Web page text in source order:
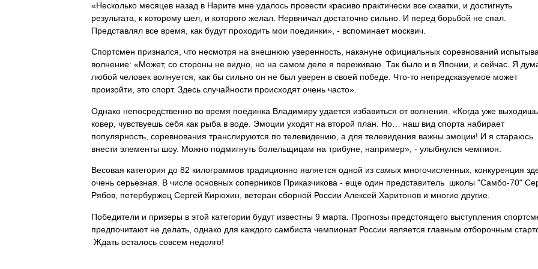
«Несколько месяцев назад в Нарите мне удалось провести красиво практически все схватки, и достигнуть
результата, к которому шел, и которого желал. Нервничал достаточно сильно. И перед борьбой не спал.
Представлял все время, как будут проходить мои поединки», - вспоминает москвич.
Спортсмен признался, что несмотря на внешнюю уверенность, накануне официальных соревнований
волнение: «Может, со стороны не видно, но на самом деле я переживаю. Так было и в Японии, и сейчас. Я
любой человек волнуется, как бы сильно он не был уверен в своей победе. Что-то непредсказуемое может
произойти, это спорт. Здесь случайности происходят очень часто».
Однако непосредственно во время поединка Владимиру удается избавиться от волнения. «Когда уже
ковер, чувствуешь себя как рыба в воде. Эмоции уходят на второй план. Но… наш вид спорта набирает
популярность, соревнования транслируются по телевидению, а для телевидения важны эмоции! И я стараюсь
внести элементы шоу. Можно подмигнуть болельщицам на трибуне, например», - улыбнулся чемпион.
Весовая категория до 82 килограммов традиционно является одной из самых многочисленных, конкуренция
очень серьезная. В числе основных соперников Приказчикова - еще один представитель школы "Самбо-70"
Рябов, петербуржец Сергей Кирюхин, ветеран сборной России Алексей Харитонов и многие другие.
Победители и призеры в этой категории будут известны 9 марта. Прогнозы предстоящего выступления
предпочитают не делать, однако для каждого самбиста чемпионат России является главным отборочным
Ждать осталось совсем недолго!